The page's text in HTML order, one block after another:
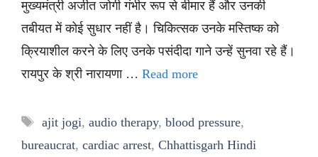
मुख्यमंत्री अजीत जोगी गंभीर रूप से बीमार हैं और उनकी
तबीयत में कोई सुधार नहीं है। चिकित्सक उनके मस्तिष्क को
क्रियाशील करने के लिए उनके पसंदीदा गाने उन्हें सुनवा रहे हैं।
रायपुर के श्री नारायणा … Read more
Tags
ajit jogi, audio therapy, blood pressure,
bureaucrat, cardiac arrest, Chhattisgarh Hindi